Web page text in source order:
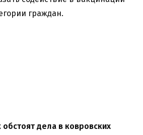
граждан.
дела в ковровских